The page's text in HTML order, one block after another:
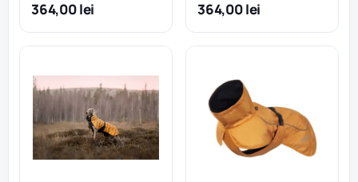
cm
364,00 lei 364,00 lei